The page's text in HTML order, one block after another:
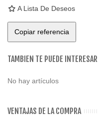
A Lista De Deseos
Copiar referencia
TAMBIEN TE PUEDE INTERESAR
No hay artículos
VENTAJAS DE LA COMPRA